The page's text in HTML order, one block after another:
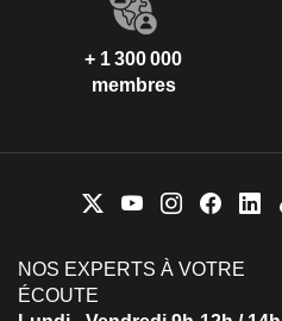
+ 1 300 000
membres
NOS EXPERTS À VOTRE
ÉCOUTE